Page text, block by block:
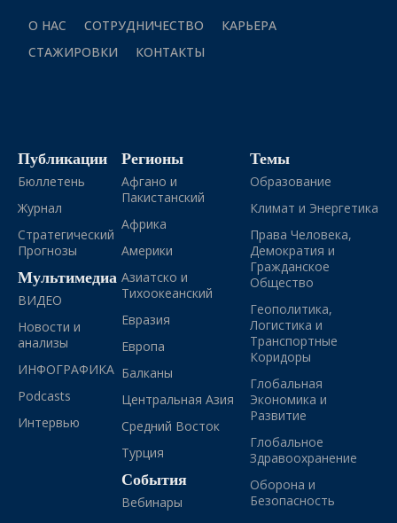
О НАС СОТРУДНИЧЕСТВО
КАРЬЕРА
СТАЖИРОВКИ
КОНТАКТЫ
Публикации
Бюллетень
Журнал
Стратегический
Прогнозы
Мультимедиа
ВИДЕО
Новости и
анализы
ИНФОГРАФИКА
Podcasts
Интервью
Регионы
Афгано и
Пакистанский
Африка
Америки
Азиатско и
Тихоокеанский
Евразия
Европа
Балканы
Центральная Азия
Средний Восток
Турция
События
Вебинары
Темы
Образование
Климат и Энергетика
Права Человека,
Демократия и
Гражданское
Общество
Геополитика,
Логистика и
Транспортные
Коридоры
Глобальная
Экономика и
Развитие
Глобальное
Здравоохранение
Оборона и
Безопасность